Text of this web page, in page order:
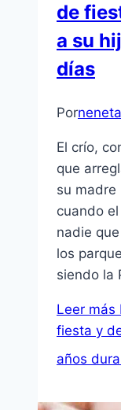
de
a su
días
Por
El crío,
que
su madre
cuando
nadie
los
siendo la
Leer más
fiesta y
años